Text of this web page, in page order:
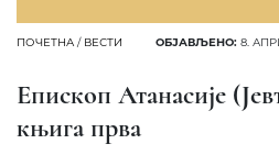
ПОЧЕТНА / ВЕСТИ ОБЈАВЉЕНО: 8.
Епископ Атанасије
књига прва